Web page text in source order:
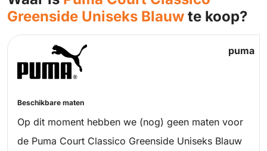
Greenside Uniseks Blauw te koop?
puma
Beschikbare maten
Op dit moment hebben we (nog) geen maten voor
de Puma Court Classico Greenside Uniseks Blauw